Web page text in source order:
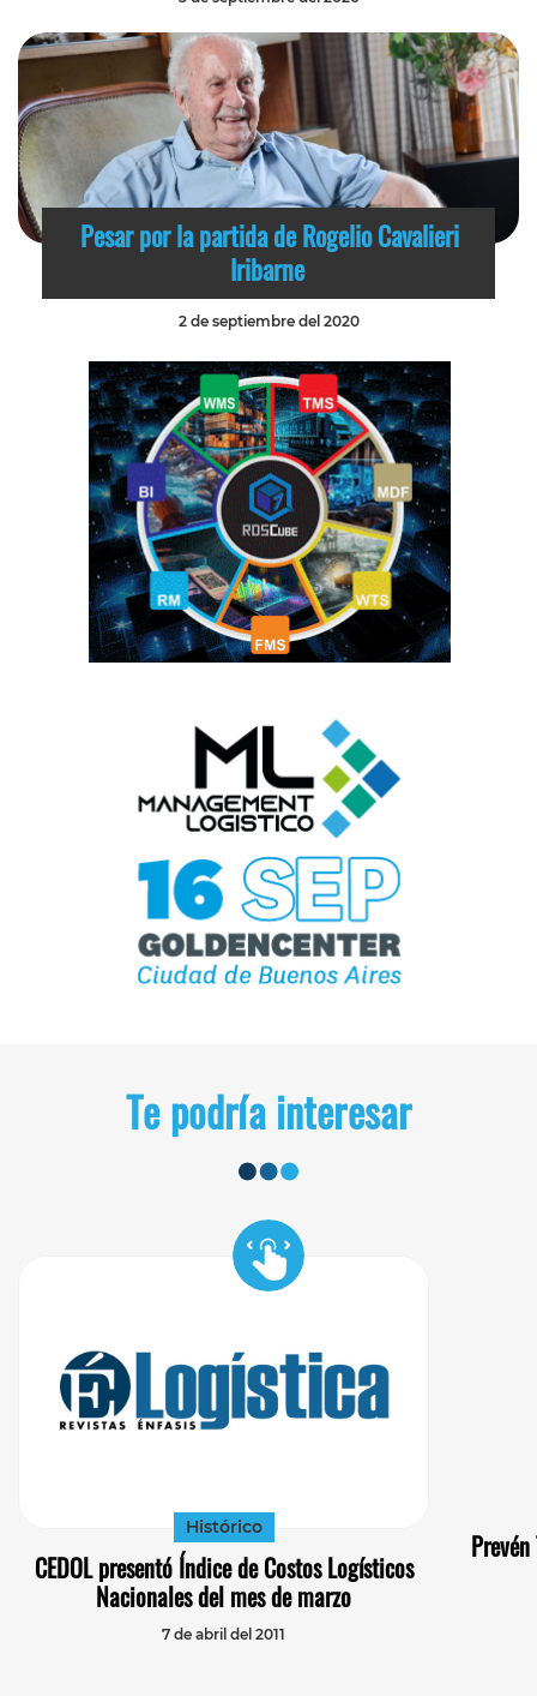
Pesar por la partida de Rogelio Cavalieri
Iribarne
2 de septiembre del 2020
Te podría interesar
Histórico
CEDOL presentó Índice de Costos Logísticos
Nacionales del mes de marzo
7 de abril del 2011